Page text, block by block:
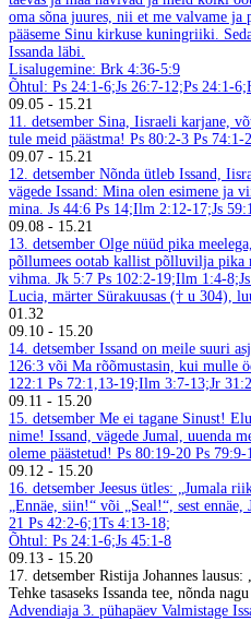
oma sõna juures, nii et me valvame ja
pääseme Sinu kirkuse kuningriiki.
Issanda läbi.
Lisalugemine: Brk 4:36-5:9
Õhtul: Ps 24:1-6;Js 26:7-12;Ps 24:1-
09.05 - 15.21
11. detsember Sina, Iisraeli karjane,
tule meid päästma! Ps 80:2-3 Ps 74:1-
09.07 - 15.21
12. detsember Nõnda ütleb Issand,
vägede Issand: Mina olen esimene ja
mina. Js 44:6 Ps 14;Ilm 2:12-17;Js
09.08 - 15.21
13. detsember Olge nüüd pika
põllumees ootab kallist põlluvilja pika
vihma. Jk 5:7 Ps 102:2-19;Ilm 1:4-
Lucia, märter Sürakuusas († u 304),
01.32
09.10 - 15.20
14. detsember Issand on meile suuri
126:3 või Ma rõõmustasin, kui mulle
122:1 Ps 72:1,13-19;Ilm 3:7-13;Jr
09.11 - 15.20
15. detsember Me ei tagane Sinust!
nime! Issand, vägede Jumal, uuenda
oleme päästetud! Ps 80:19-20 Ps
09.12 - 15.20
16. detsember Jeesus ütles: „Jumala
„Ennäe, siin!“ või „Seal!“, sest
21 Ps 42:2-6;1Ts 4:13-18;
Õhtul: Ps 24:1-6;Js 45:1-8
09.13 - 15.20
17. detsember Ristija Johannes
Tehke tasaseks Issanda tee, nõnda
Advendiaja 3. pühapäev Valmistage